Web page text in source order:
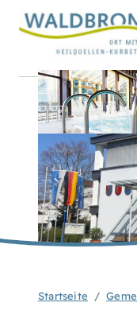
Startseite